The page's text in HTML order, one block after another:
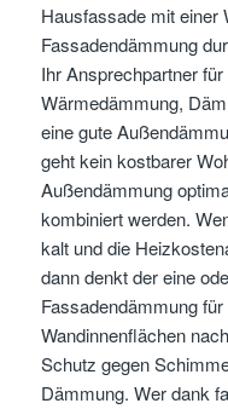
Hausfassade mit einer
Fassadendämmung
Ihr Ansprechpartner
Wärmedämmung,
eine gute
geht kein kostbarer
Außendämmung
kombiniert werden.
kalt und die
dann denkt der eine
Fassadendämmung
Wandinnenflächen
Schutz gegen
Dämmung. Wer dank